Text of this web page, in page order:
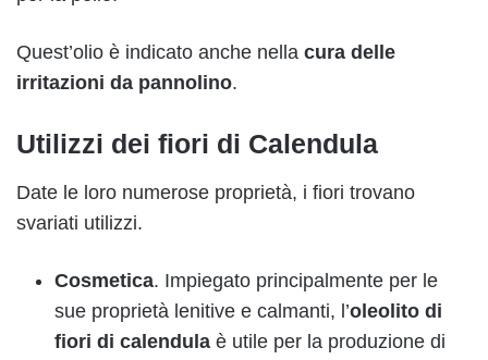
Quest’olio è indicato anche nella cura delle
irritazioni da pannolino.
Utilizzi dei fiori di Calendula
Date le loro numerose proprietà, i fiori trovano
svariati utilizzi.
Cosmetica. Impiegato principalmente per le
sue proprietà lenitive e calmanti, l’oleolito di
fiori di calendula è utile per la produzione di